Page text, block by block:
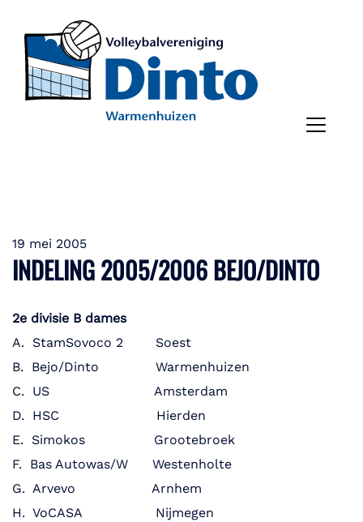
19 mei 2005
INDELING 2005/2006 BEJO/DINTO
2e divisie B dames
A. StamSovoco 2 Soest
B. Bejo/Dinto Warmenhuizen
C. US Amsterdam
D. HSC Hierden
E. Simokos Grootebroek
F. Bas Autowas/W Westenholte
G. Arvevo Arnhem
H. VoCASA Nijmegen